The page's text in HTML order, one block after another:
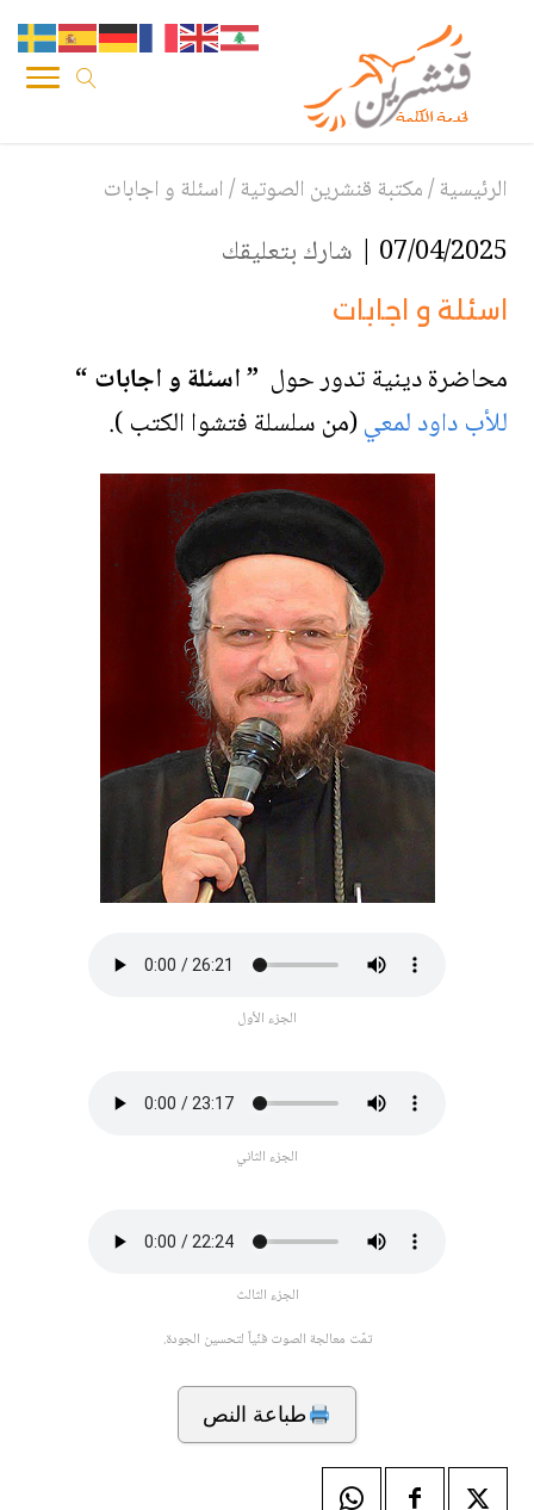
الرئيسية/مكتبة قنشرين الصوتية/اسئلة و اجابات
07/04/2025 | شارك بتعليقك
اسئلة و اجابات
محاضرة دينية تدور حول ” اسئلة و اجابات “
للأب داود لمعي(من سلسلة فتشوا الكتب ).
الجزء الأول
الجزء الثاني
الجزء الثالث
تمّت معالجة الصوت فنّياً لتحسين الجودة.
طباعة النص